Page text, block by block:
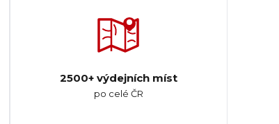
2500+ výdejních míst
po celé ČR